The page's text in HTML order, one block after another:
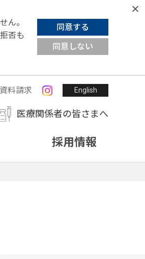
同意する
同意しない
ん。
否も
採用情報
料請求
医療関係者の皆さまへ
English